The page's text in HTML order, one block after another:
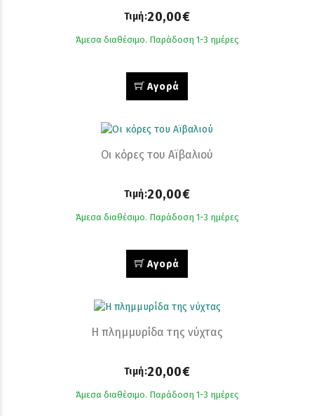
Τιμή:20,00€
Άμεσα διαθέσιμο. Παράδοση 1-3 ημέρες
Αγορά
Οι κόρες του Αϊβαλιού
Τιμή:20,00€
Άμεσα διαθέσιμο. Παράδοση 1-3 ημέρες
Αγορά
Η πλημμυρίδα της νύχτας
Τιμή:20,00€
Άμεσα διαθέσιμο. Παράδοση 1-3 ημέρες